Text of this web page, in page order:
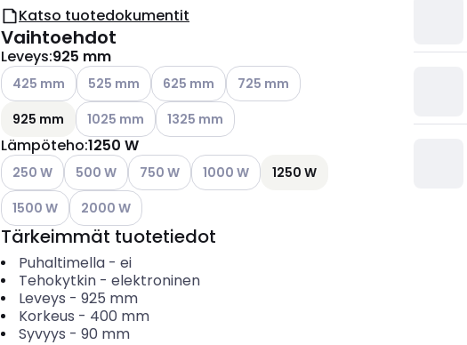
Katso tuotedokumentit
Vaihtoehdot
Leveys:925 mm
Katso käytettävissä olevat vaihtoehdot
425 mm Katso käytettävissä olevat vaihtoehdot
525 mm Katso käytettävissä olevat vaihtoehdot
625 mm Katso käytettävissä olevat
725 mm
925 mm
Katso käytettävissä olevat vaihtoehdot
1025 mm Katso käytettävissä olevat vaihtoehdot
1325 mm
Lämpöteho:1250 W
Katso käytettävissä olevat vaihtoehdot
250 W Katso käytettävissä olevat vaihtoehdot
500 W Katso käytettävissä olevat vaihtoehdot
750 W Katso käytettävissä olevat vaihtoehdot
1000 W
1250 W
Katso käytettävissä olevat vaihtoehdot
1500 W Katso käytettävissä olevat vaihtoehdot
2000 W
Tärkeimmät tuotetiedot
Puhaltimella- ei
Tehokytkin- elektroninen
Leveys - 925 mm
Korkeus - 400 mm
Syvyys - 90 mm